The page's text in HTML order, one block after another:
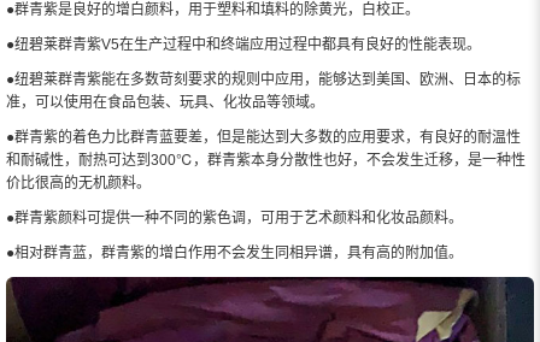
●群青紫是良好的增白颜料，用于塑料和填料的除黄光，白校正。
●纽碧莱群青紫V5在生产过程中和终端应用过程中都具有良好的性能表现。
●纽碧莱群青紫能在多数苛刻要求的规则中应用，能够达到美国、欧洲、日本的标
准，可以使用在食品包装、玩具、化妆品等领域。
●群青紫的着色力比群青蓝要差，但是能达到大多数的应用要求，有良好的耐温性
和耐碱性，耐热可达到300℃，群青紫本身分散性也好，不会发生迁移，是一种性
价比很高的无机颜料。
●群青紫颜料可提供一种不同的紫色调，可用于艺术颜料和化妆品颜料。
●相对群青蓝，群青紫的增白作用不会发生同相异谱，具有高的附加值。